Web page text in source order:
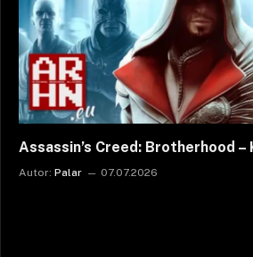
Assassin’s Creed: Brotherhood
Autor: Palar 07.07.2026